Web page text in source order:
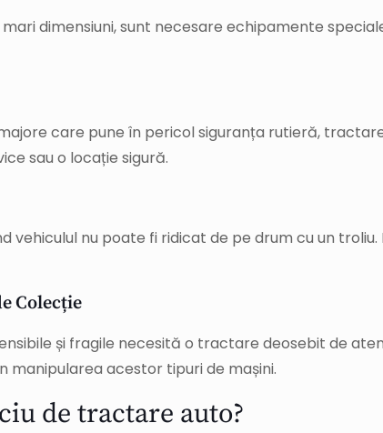
dimensiuni, sunt necesare echipamente
care pune în pericol siguranța rutieră,
sau o locație sigură.
nu poate fi ridicat de pe drum cu un
Colecție
și fragile necesită o tractare deosebit de
manipularea acestor tipuri de mașini.
de tractare auto?